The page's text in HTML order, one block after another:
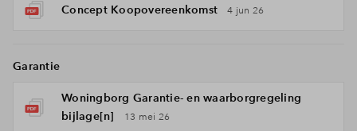
Concept Koopovereenkomst 4 jun 26
Garantie
Woningborg Garantie- en waarborgregeling
bijlage[n]
13 mei 26